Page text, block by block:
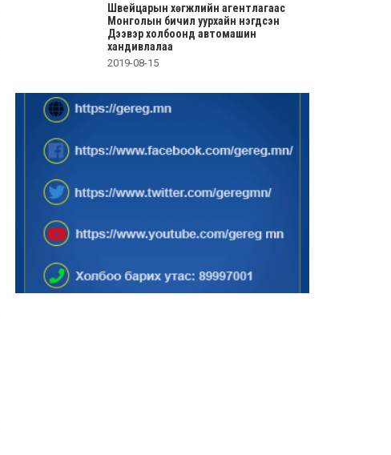
Швейцарын хөгжлийн агентлагаас
Монголын бичил уурхайн нэгдсэн
Дээвэр холбоонд автомашин
хандивлалаа
2019-08-15